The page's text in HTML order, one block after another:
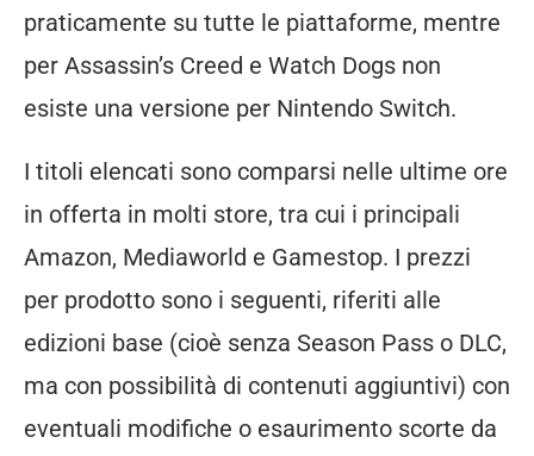
praticamente su tutte le piattaforme, mentre
per Assassin’s Creed e Watch Dogs non
esiste una versione per Nintendo Switch.
I titoli elencati sono comparsi nelle ultime ore
in offerta in molti store, tra cui i principali
Amazon, Mediaworld e Gamestop. I prezzi
per prodotto sono i seguenti, riferiti alle
edizioni base (cioè senza Season Pass o DLC,
ma con possibilità di contenuti aggiuntivi) con
eventuali modifiche o esaurimento scorte da